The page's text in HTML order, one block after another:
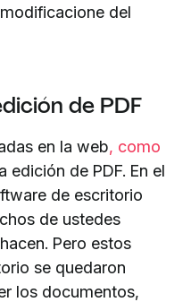
del
de PDF
en la web, como
edición de PDF. En el
de escritorio
de ustedes
Pero estos
se quedaron
los documentos,